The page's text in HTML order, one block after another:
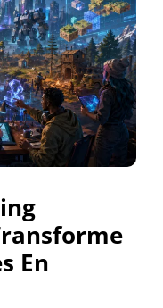
En